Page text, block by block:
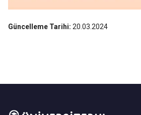
Güncelleme Tarihi: 20.03.2024